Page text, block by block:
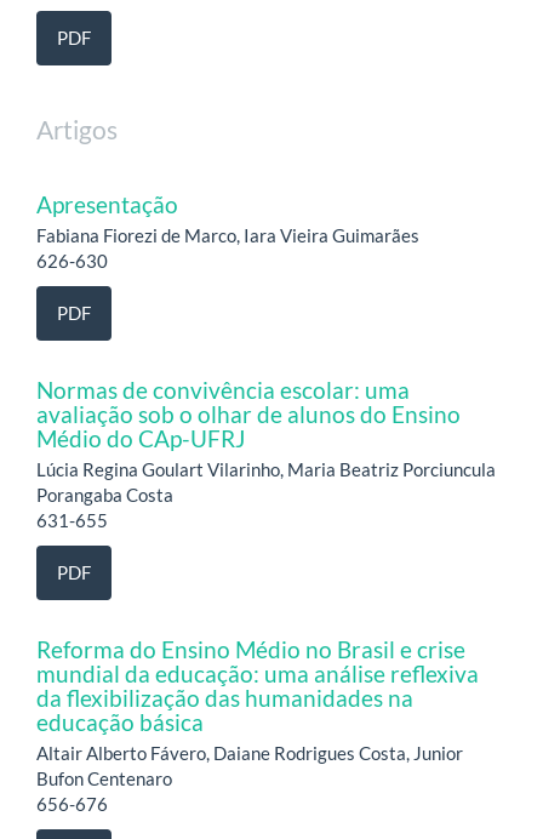
PDF
Artigos
Apresentação
Fabiana Fiorezi de Marco, Iara Vieira Guimarães
626-630
PDF
Normas de convivência escolar: uma
avaliação sob o olhar de alunos do Ensino
Médio do CAp-UFRJ
Lúcia Regina Goulart Vilarinho, Maria Beatriz Porciuncula
Porangaba Costa
631-655
PDF
Reforma do Ensino Médio no Brasil e crise
mundial da educação: uma análise reflexiva
da flexibilização das humanidades na
educação básica
Altair Alberto Fávero, Daiane Rodrigues Costa, Junior
Bufon Centenaro
656-676